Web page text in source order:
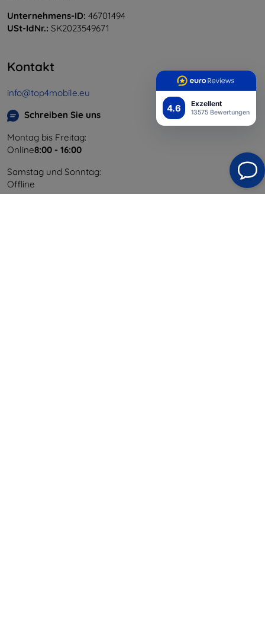
4.6 Exzellent
13575 Bewertungen
Unternehmens-ID: 46701494
USt-IdNr.: SK2023549671
Kontakt
info@top4mobile.eu
Schreiben Sie uns
Montag bis Freitag:
Online8:00 - 16:00
Samstag und Sonntag:
Offline